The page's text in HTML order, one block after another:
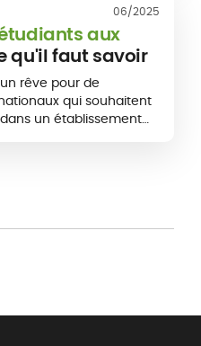
06/2025
aux
qu'il faut savoir
rêve pour de
qui souhaitent
un établissement